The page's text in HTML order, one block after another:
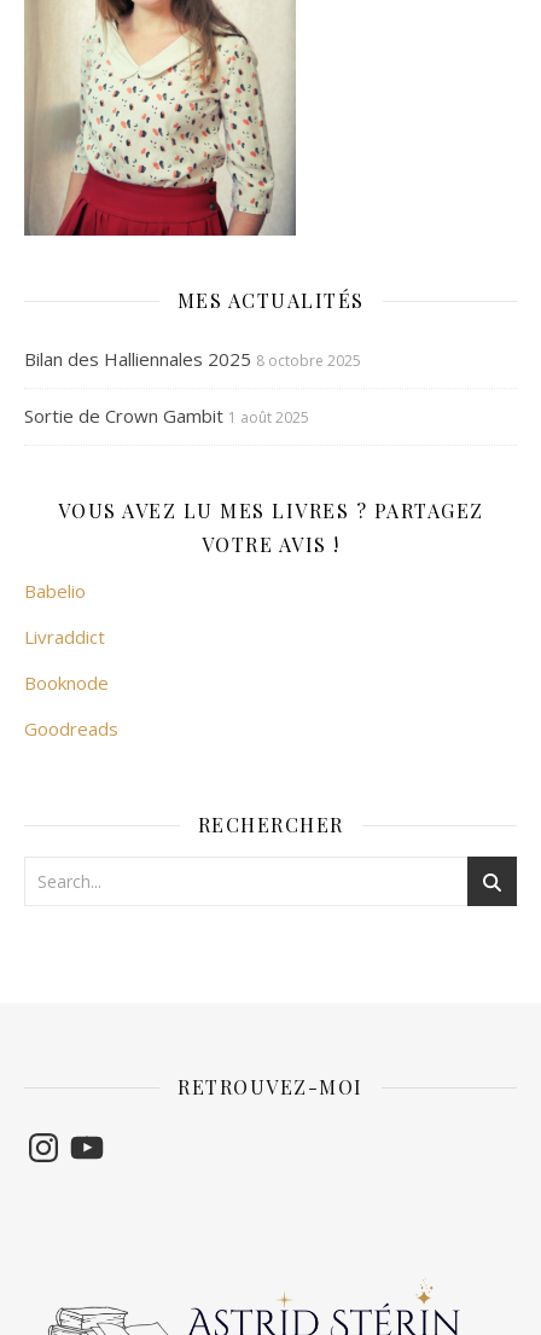
MES ACTUALITÉS
Bilan des Halliennales 2025 8 octobre 2025
Sortie de Crown Gambit 1 août 2025
VOUS AVEZ LU MES LIVRES ? PARTAGEZ
VOTRE AVIS !
Babelio
Livraddict
Booknode
Goodreads
RECHERCHER
RETROUVEZ-MOI
InstagramYouTube